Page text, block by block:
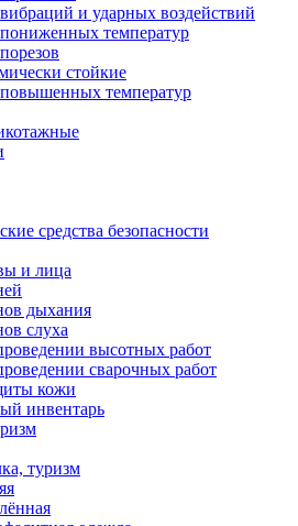
и ударных воздействий
температур
стойкие
температур
средства безопасности
и лица
дыхания
слуха
высотных работ
сварочных работ
кожи
инвентарь
туризм